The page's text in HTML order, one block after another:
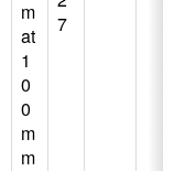
m
at
1
0
0
m
m
7